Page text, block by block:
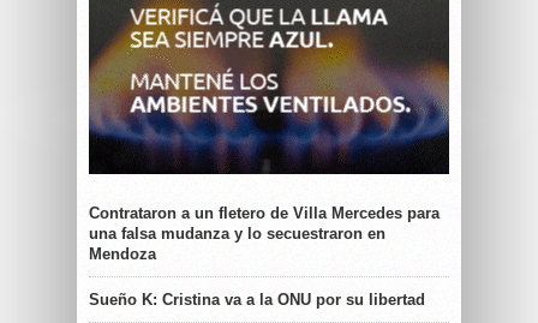
Contrataron a un fletero de Villa Mercedes para
una falsa mudanza y lo secuestraron en
Mendoza
Sueño K: Cristina va a la ONU por su libertad